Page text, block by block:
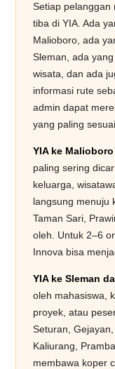
Setiap pelanggan
tiba di YIA. Ada
Malioboro, ada
Sleman, ada
wisata, dan ada
informasi rute
admin dapat
yang paling sesuai.
YIA ke
paling sering
keluarga,
langsung menuju
Taman Sari,
oleh. Untuk 2–6
Innova bisa
YIA ke Sleman
oleh mahasiswa,
proyek, atau
Seturan,
Kaliurang,
membawa koper